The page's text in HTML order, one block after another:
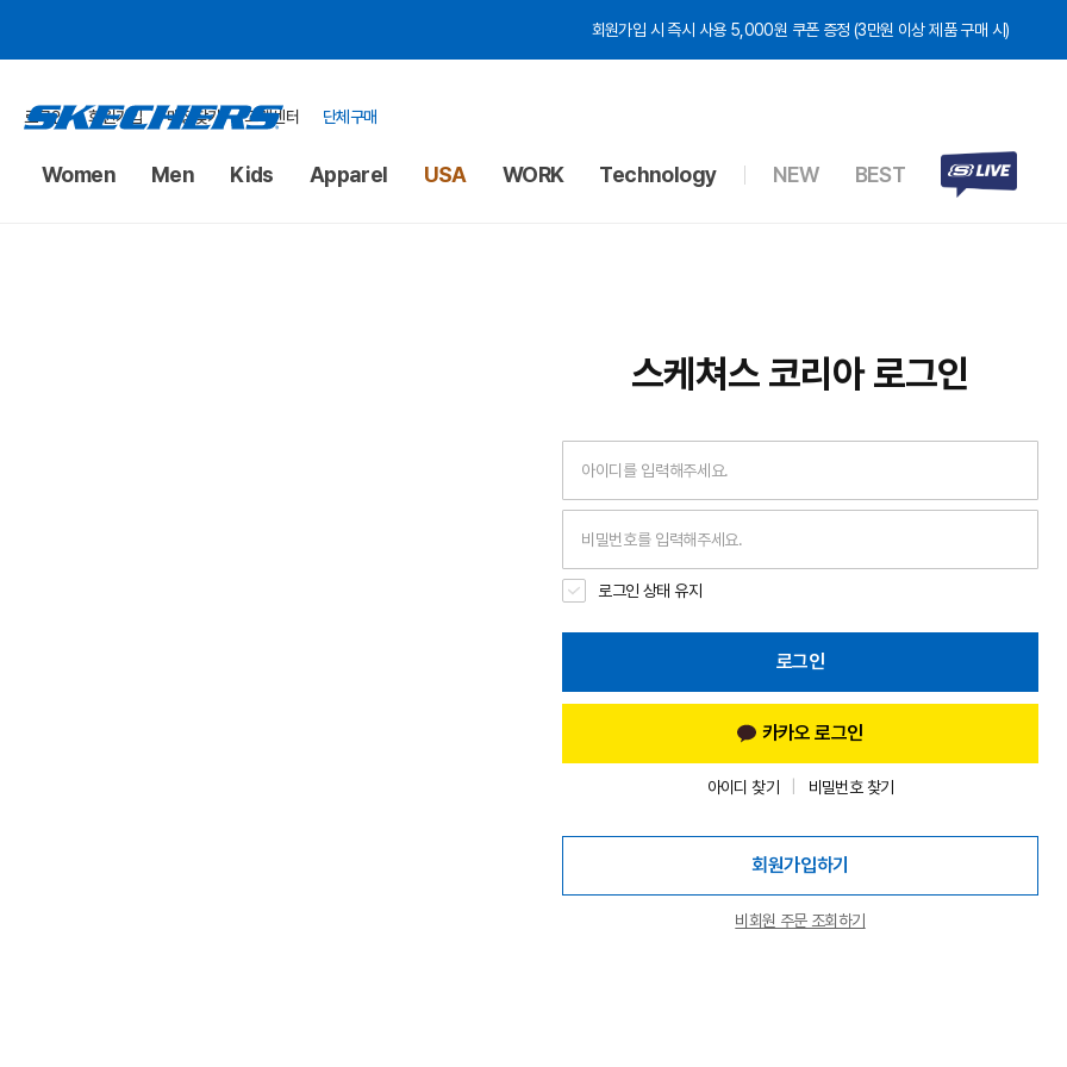
회원가입 시 즉시 사용 5,000원 쿠폰 증정 (3만원 이상 제품 구매 시)
로그인 회원가입 매장찾기 고객센터 단체구매
Women Men Kids Apparel USA WORK Technology NEW BEST
스케쳐스 코리아로그인
로그인 상태 유지
로그인
카카오 로그인
아이디 찾기 비밀번호 찾기
회원가입하기
비회원 주문 조회하기